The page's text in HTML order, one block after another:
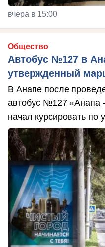
вчера в 15:00
Общество
Автобус №127 в
утвержденный
В Анапе после
автобус №127 «Анапа
начал курсировать по